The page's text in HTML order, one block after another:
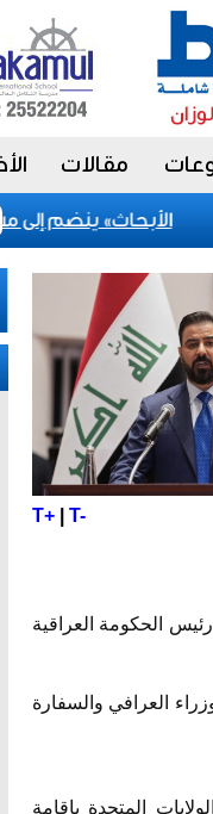
مقالات
«الأبحاث» ينضم إلى
T+| T-
الحكومة العراقية
العرافي والسفارة
المتحدة بإقامة